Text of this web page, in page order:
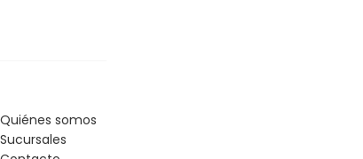
Quiénes somos
Sucursales